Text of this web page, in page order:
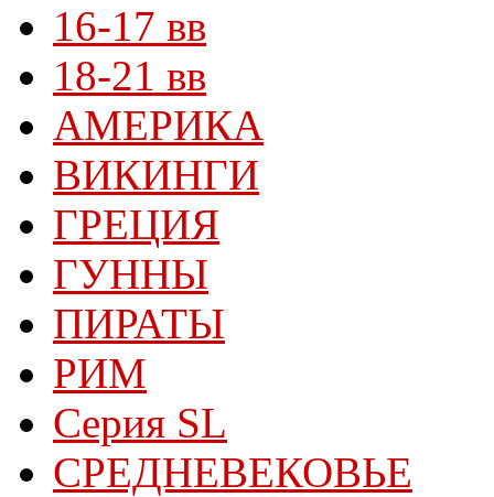
16-17 вв
18-21 вв
АМЕРИКА
ВИКИНГИ
ГРЕЦИЯ
ГУННЫ
ПИРАТЫ
РИМ
Серия SL
СРЕДНЕВЕКОВЬЕ